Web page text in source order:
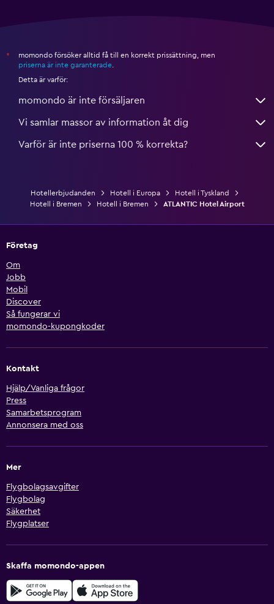
*
momondo försöker alltid få till en korrekt prissättning, men
priserna är inte garanterade
Detta är varför:
momondo är inte försäljaren
Vi samlar massor av information åt dig
Varför är inte priserna 100 % korrekta?
Hotellerbjudanden Hotell i Europa
Hotell i Tyskland
Hotell i Bremen
Hotell i Bremen ATLANTIC Hotel Airport
Företag
Om
Jobb
Mobil
Discover
Så fungerar vi
momondo-kupongkoder
Kontakt
Hjälp/Vanliga frågor
Press
Samarbetsprogram
Annonsera med oss
Mer
Flygbolagsavgifter
Flygbolag
Säkerhet
Flygplatser
Skaffa momondo-appen